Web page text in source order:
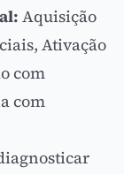
Aquisição
Ativação
com
com